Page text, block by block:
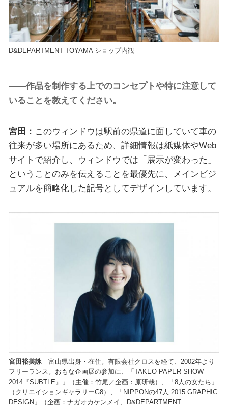
D&DEPARTMENT TOYAMA ショップ内観
――作品を制作する上でのコンセプトや特に注意して
いることを教えてください。
宮田： このウィンドウは駅前の県道に面していて車の
往来が多い場所にあるため、詳細情報は紙媒体やWeb
サイトで紹介し、ウィンドウでは「展示が変わった」
ということのみを伝えることを最優先に、メインビジ
ュアルを簡略化した記号としてデザインしています。
宮田裕美詠 富山県出身・在住。有限会社クロスを経て、2002年より
フリーランス。おもな企画展の参加に、「TAKEO PAPER SHOW
2014『SUBTLE』」（主催：竹尾／企画：原研哉）、「8人の女たち」
（クリエイションギャラリーG8）、「NIPPONの47人 2015 GRAPHIC
DESIGN」（企画：ナガオカケンメイ、D&DEPARTMENT